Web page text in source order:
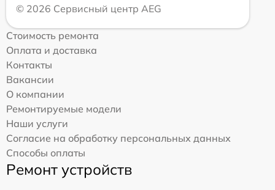
© 2026 Сервисный центр AEG
Стоимость ремонта
Оплата и доставка
Контакты
Вакансии
О компании
Ремонтируемые модели
Наши услуги
Согласие на обработку персональных данных
Способы оплаты
Ремонт устройств